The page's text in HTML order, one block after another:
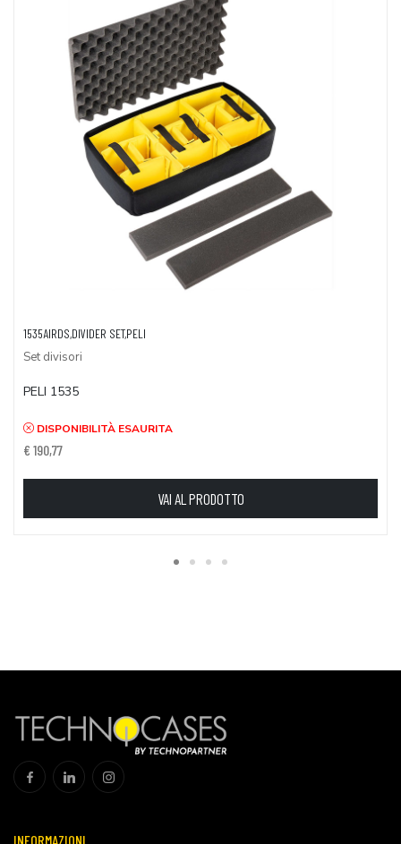
1535AIRDS,DIVIDER SET,PELI
Set divisori
PELI 1535
DISPONIBILITÀ ESAURITA
€ 190,77
VAI AL PRODOTTO
INFORMAZIONI